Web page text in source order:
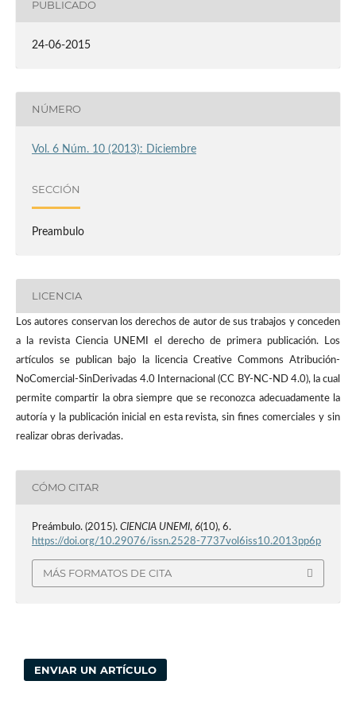
PUBLICADO
24-06-2015
NÚMERO
Vol. 6 Núm. 10 (2013): Diciembre
SECCIÓN
Preambulo
LICENCIA
Los autores conservan los derechos de autor de sus trabajos y conceden
a la revista Ciencia UNEMI el derecho de primera publicación. Los
artículos se publican bajo la licencia Creative Commons Atribución-
NoComercial-SinDerivadas 4.0 Internacional (CC BY-NC-ND 4.0), la cual
permite compartir la obra siempre que se reconozca adecuadamente la
autoría y la publicación inicial en esta revista, sin fines comerciales y sin
realizar obras derivadas.
CÓMO CITAR
Preámbulo. (2015). CIENCIA UNEMI, 6(10), 6.
https://doi.org/10.29076/issn.2528-7737vol6iss10.2013pp6p
MÁS FORMATOS DE CITA
ENVIAR UN ARTÍCULO